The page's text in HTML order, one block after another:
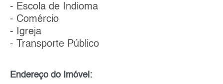
- Escola de Indioma
- Comércio
- Igreja
- Transporte Público
Endereço do Imóvel: